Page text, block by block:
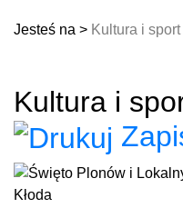
Jesteś na > Kultura i sport
Kultura i